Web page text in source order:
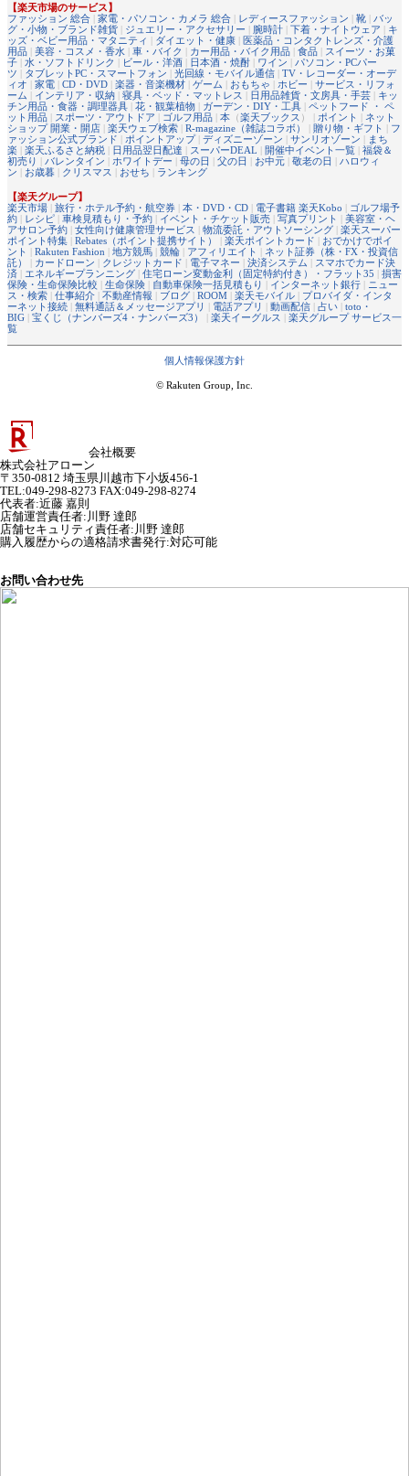
【楽天市場のサービス】
ファッション 総合 | 家電・パソコン・カメラ 総合 | レディースファッション | 靴 | バッ
グ・小物・ブランド雑貨 | ジュエリー・アクセサリー | 腕時計 | 下着・ナイトウェア | キ
ッズ・ベビー用品・マタニティ | ダイエット・健康 | 医薬品・コンタクトレンズ・介護
用品 | 美容・コスメ・香水 | 車・バイク | カー用品・バイク用品 | 食品 | スイーツ・お菓
子 | 水・ソフトドリンク | ビール・洋酒 | 日本酒・焼酎 | ワイン | パソコン・PCパー
ツ | タブレットPC・スマートフォン | 光回線・モバイル通信 | TV・レコーダー・オーデ
ィオ | 家電 | CD・DVD | 楽器・音楽機材 | ゲーム | おもちゃ | ホビー | サービス・リフォ
ーム | インテリア・収納 | 寝具・ベッド・マットレス | 日用品雑貨・文房具・手芸 | キッ
チン用品・食器・調理器具 | 花・観葉植物 | ガーデン・DIY・工具 | ペットフード ・ ペ
ット用品 | スポーツ・アウトドア | ゴルフ用品 | 本 （楽天ブックス ） | ポイント | ネット
ショップ 開業・開店 | 楽天ウェブ検索 | R-magazine（雑誌コラボ） | 贈り物・ギフト | フ
ァッション公式ブランド | ポイントアップ| ディズニーゾーン | サンリオゾーン | まち
楽 | 楽天ふるさと納税 | 日用品翌日配達 | スーパーDEAL | 開催中イベント一覧 | 福袋＆
初売り | バレンタイン | ホワイトデー | 母の日 | 父の日 | お中元 | 敬老の日 | ハロウィ
ン | お歳暮 | クリスマス | おせち | ランキング
【楽天グループ】
楽天市場 | 旅行・ホテル予約・航空券 | 本・DVD・CD | 電子書籍 楽天Kobo | ゴルフ場予
約 | レシピ | 車検見積もり・予約 | イベント・チケット販売 | 写真プリント | 美容室・ヘ
アサロン予約 | 女性向け健康管理サービス | 物流委託・アウトソーシング | 楽天スーパー
ポイント特集 | Rebates（ポイント提携サイト） | 楽天ポイントカード | おでかけでポイ
ント | Rakuten Fashion | 地方競馬 | 競輪 | アフィリエイト | ネット証券（株・FX・投資信
託）
| カードローン | クレジットカード | 電子マネー | 決済システム | スマホでカード決
済 | エネルギープランニング | 住宅ローン変動金利（固定特約付き）・フラット35 | 損害
保険・生命保険比較 | 生命保険 | 自動車保険一括見積もり | インターネット銀行 | ニュー
ス・検索 | 仕事紹介 | 不動産情報 | ブログ | ROOM | 楽天モバイル | プロバイダ・インタ
ーネット接続 | 無料通話＆メッセージアプリ | 電話アプリ | 動画配信 | 占い | toto・
BIG | 宝くじ（ナンバーズ4・ナンバーズ3） | 楽天イーグルス | 楽天グループ サービス一
覧
個人情報保護方針
© Rakuten Group, Inc.
会社概要
株式会社アローン
〒350-0812 埼玉県川越市下小坂456-1
TEL:049-298-8273 FAX:049-298-8274
代表者:近藤 嘉則
店舗運営責任者: 川野 達郎
店舗セキュリティ責任者: 川野 達郎
購入履歴からの適格請求書発行:対応可能
お問い合わせ先